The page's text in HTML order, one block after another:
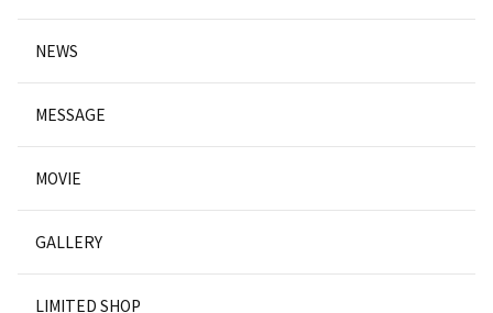
NEWS
MESSAGE
MOVIE
GALLERY
LIMITED SHOP